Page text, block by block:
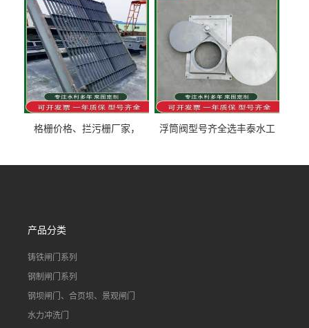
格栅价格、拦污栅厂家，
浮筒阀型号齐全选丰泰水工
道水库电站污水处理钢制闸
产品分类
铸铁闸门系列
钢制闸门系列
钢坝闸门、合页坝、景观闸门
水力冲洗门